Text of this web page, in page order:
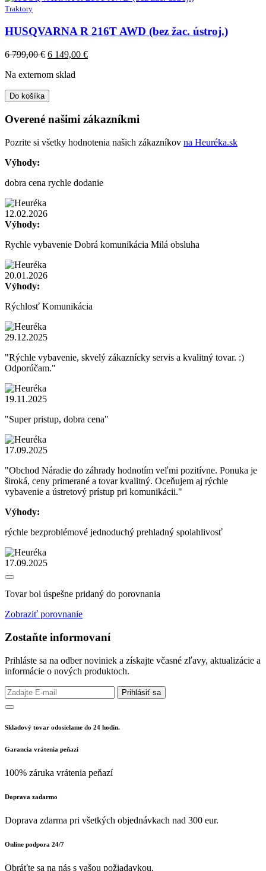
Traktory
HUSQVARNA R 216T AWD (bez žac. ústroj.)
6 799,00€ Original
was:
6 149,00 €Current
Na externom sklad
Do košíka
Overené našimi zákazníkmi
Pozrite si všetky hodnotenia našich zákazníkov na Heuréka.sk
Výhody:
dobra cena rychle dodanie
12.02.2026
Výhody:
Rychle vybavenie Dobrá komunikácia Milá obsluha
20.01.2026
Výhody:
Rýchlosť Komunikácia
29.12.2025
"Rýchle vybavenie, skvelý zákaznícky servis a kvalitný tovar. :)
Odporúčam."
19.11.2025
"Super pristup, dobra cena"
17.09.2025
"Obchod Náradie do záhrady hodnotím veľmi pozitívne. Ponuka je
široká, ceny primerané a tovar kvalitný. Oceňujem aj rýchle
vybavenie a ústretový prístup pri komunikácii."
Výhody:
rýchle bezproblémové jednoduchý prehladný spolahlivosť
17.09.2025
Tovar bol úspešne pridaný do porovnania
Zobraziť porovnanie
Zostaňte informovaní
Prihláste sa na odber noviniek a získajte včasné zľavy, aktualizácie a
informácie o nových produktoch.
Prihlásiť sa
Skladový tovar odosielame do 24 hodín.
Garancia vrátenia peňazí
100% záruka vrátenia peňazí
Doprava zadarmo
Doprava zdarma pri všetkých objednávkach nad 300 eur.
Online podpora 24/7
Obráťte sa na nás s vašou požiadavkou.